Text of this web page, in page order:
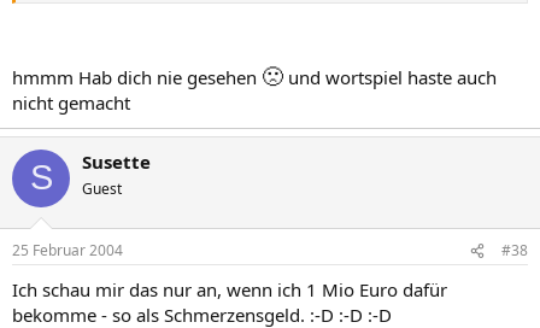
hmmm Hab dich nie gesehen 🙁 und wortspiel haste auch
nicht gemacht
S Susette
Guest
25 Februar 2004 #38
Ich schau mir das nur an, wenn ich 1 Mio Euro dafür
bekomme - so als Schmerzensgeld. :-D :-D :-D